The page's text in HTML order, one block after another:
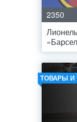
2350
ТОВАРЫ И